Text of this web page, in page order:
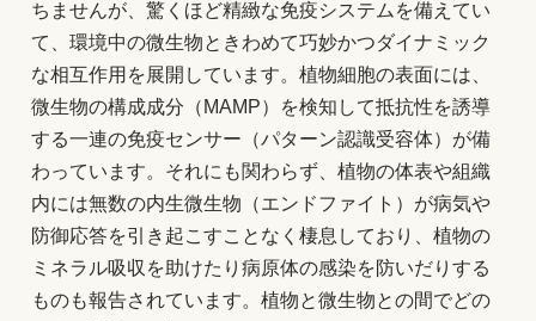
ちませんが、驚くほど精緻な免疫システムを備えてい
て、環境中の微生物ときわめて巧妙かつダイナミック
な相互作用を展開しています。植物細胞の表面には、
微生物の構成成分（MAMP）を検知して抵抗性を誘導
する一連の免疫センサー（パターン認識受容体）が備
わっています。それにも関わらず、植物の体表や組織
内には無数の内生微生物（エンドファイト）が病気や
防御応答を引き起こすことなく棲息しており、植物の
ミネラル吸収を助けたり病原体の感染を防いだりする
ものも報告されています。植物と微生物との間でどの